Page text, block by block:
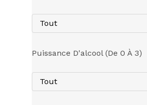
Tout
Puissance D'alcool (de 0 À 3)
Tout